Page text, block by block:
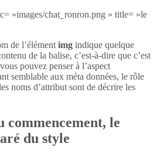
»images/chat_ronron.png » title= »le
de l’élément img indique quelque
de la balise, c’est-à-dire que c’est
pouvez penser à l’aspect
semblable aux méta données, le rôle
noms d’attribut sont de décrire les
commencement, le
du style